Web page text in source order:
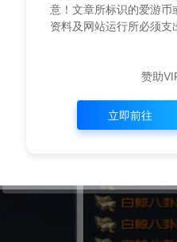
意！文章所标识的爱游
资料及网站运行所必须
赞助
立即前往